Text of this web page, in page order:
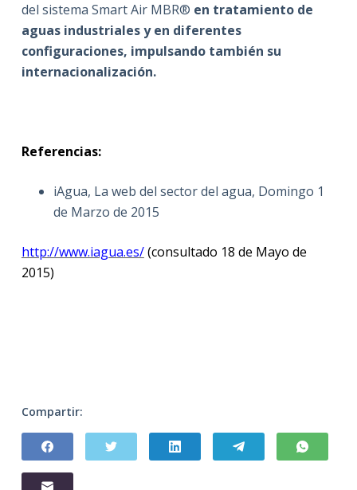
del sistema Smart Air MBR® en tratamiento de
aguas industriales y en diferentes
configuraciones, impulsando también su
internacionalización.
Referencias:
iAgua, La web del sector del agua, Domingo 1
de Marzo de 2015
http://www.iagua.es/(consultado 18 de Mayo de
2015)
Compartir: